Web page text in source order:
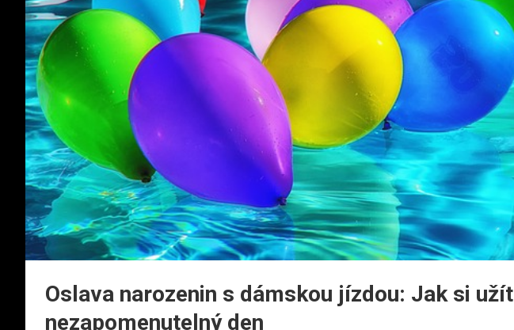
Oslava narozenin s dámskou jízdou: Jak si užít
nezapomenutelný den